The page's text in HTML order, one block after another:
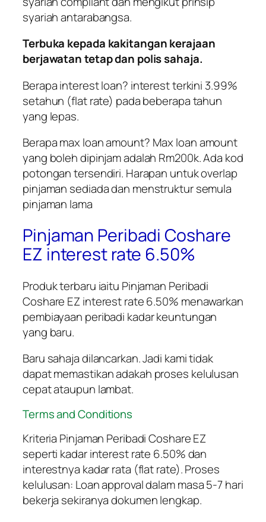
syariah antarabangsa.
Terbuka kepada kakitangan kerajaan
berjawatan tetap dan polis sahaja.
Berapa interest loan? interest terkini 3.99%
setahun (flat rate) pada beberapa tahun
yang lepas.
Berapa max loan amount? Max loan amount
yang boleh dipinjam adalah Rm200k. Ada kod
potongan tersendiri. Harapan untuk overlap
pinjaman sediada dan menstruktur semula
pinjaman lama
Pinjaman Peribadi Coshare
EZ interest rate 6.50%
Produk terbaru iaitu Pinjaman Peribadi
Coshare EZ interest rate 6.50% menawarkan
pembiayaan peribadi kadar keuntungan
yang baru.
Baru sahaja dilancarkan. Jadi kami tidak
dapat memastikan adakah proses kelulusan
cepat ataupun lambat.
Terms and Conditions
Kriteria Pinjaman Peribadi Coshare EZ
seperti kadar interest rate 6.50% dan
interestnya kadar rata (flat rate). Proses
kelulusan: Loan approval dalam masa 5-7 hari
bekerja sekiranya dokumen lengkap.